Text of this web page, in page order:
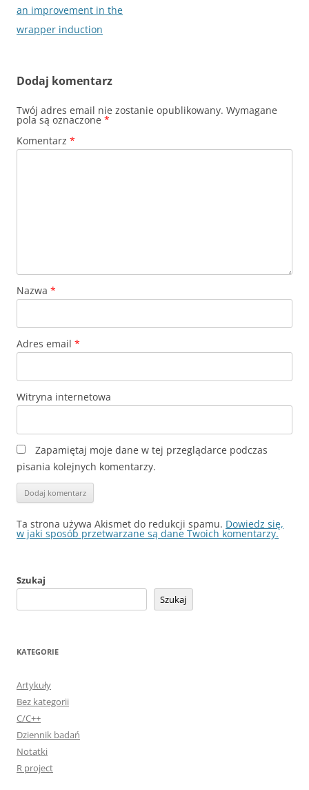
an improvement in the
wrapper induction
Dodaj komentarz
Twój adres email nie zostanie opublikowany. Wymagane
pola są oznaczone *
Komentarz *
Nazwa *
Adres email *
Witryna internetowa
Zapamiętaj moje dane w tej przeglądarce podczas
pisania kolejnych komentarzy.
Ta strona używa Akismet do redukcji spamu. Dowiedz się,
w jaki sposób przetwarzane są dane Twoich komentarzy.
Szukaj
Szukaj
KATEGORIE
Artykuły
Bez kategorii
C/C++
Dziennik badań
Notatki
R project